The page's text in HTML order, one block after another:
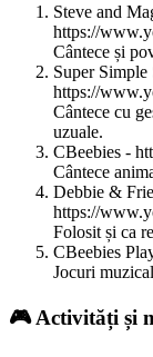
Steve and
https://
Cântece și
Super
https://
Cântece cu
uzuale.
CBeebies -
Cântece
Debbie &
https://
Folosit și ca
CBeebies
Jocuri
🎮 Activități și